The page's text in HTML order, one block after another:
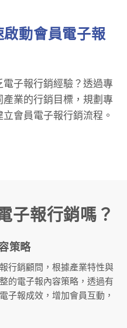
動會員電子報
子報行銷經驗？透過專
業的行銷目標，規劃專
會員電子報行銷流程。
子報行銷嗎？
策略
行銷顧問，根據產業特性與
的電子報內容策略，透過有
子報成效，增加會員互動，